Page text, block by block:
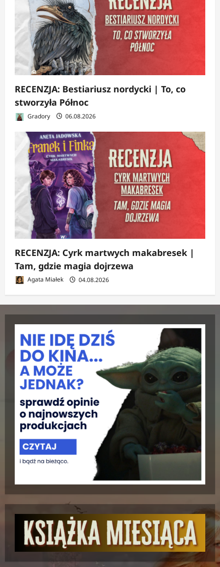
RECENZJA: Bestiariusz nordycki | To, co
stworzyła Północ
Gradory 06.08.2026
RECENZJA: Cyrk martwych makabresek |
Tam, gdzie magia dojrzewa
Agata Miałek 04.08.2026